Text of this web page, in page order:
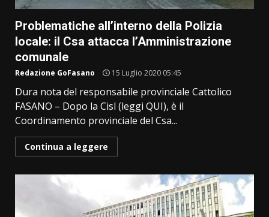
Problematiche all’interno della Polizia
locale: il Csa attacca l’Amministrazione
comunale
Redazione GoFasano 15 Luglio 2020 05:45
Dura nota del responsabile provinciale Cattolico
FASANO – Dopo la Cisl (leggi QUI), è il
Coordinamento provinciale del Csa...
Continua a leggere